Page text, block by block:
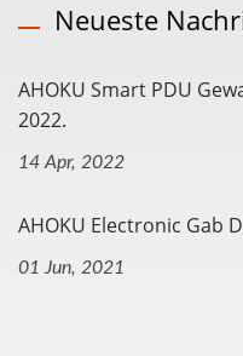
Neueste
AHOKU Smart PDU
2022.
14 Apr, 2022
AHOKU Electronic Gab
01 Jun, 2021